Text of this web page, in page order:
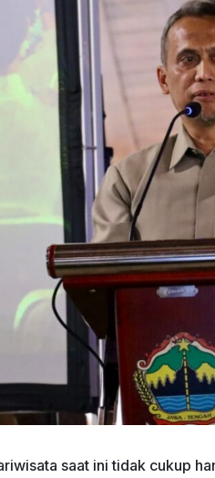
saat ini tidak cukup